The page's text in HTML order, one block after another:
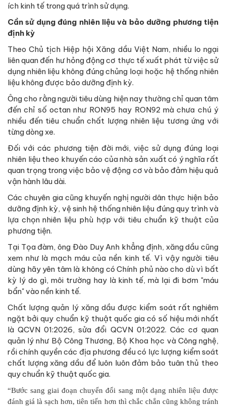
ích kinh tế trong quá trình sử dụng.
Cần sử dụng đúng nhiên liệu và bảo dưỡng phương tiện
định kỳ
Theo Chủ tịch Hiệp hội Xăng dầu Việt Nam, nhiều lo ngại
liên quan đến hư hỏng động cơ thực tế xuất phát từ việc sử
dụng nhiên liệu không đúng chủng loại hoặc hệ thống nhiên
liệu không được bảo dưỡng định kỳ.
Ông cho rằng người tiêu dùng hiện nay thường chỉ quan tâm
đến chỉ số octan như RON95 hay RON92 mà chưa chú ý
nhiều đến tiêu chuẩn chất lượng nhiên liệu tương ứng với
từng dòng xe.
Đối với các phương tiện đời mới, việc sử dụng đúng loại
nhiên liệu theo khuyến cáo của nhà sản xuất có ý nghĩa rất
quan trọng trong việc bảo vệ động cơ và bảo đảm hiệu quả
vận hành lâu dài.
Các chuyên gia cũng khuyến nghị người dân thực hiện bảo
dưỡng định kỳ, vệ sinh hệ thống nhiên liệu đúng quy trình và
lựa chọn nhiên liệu phù hợp với tiêu chuẩn kỹ thuật của
phương tiện.
Tại Tọa đàm, ông Đào Duy Anh khẳng định, xăng dầu cũng
xem như là mạch máu của nền kinh tế. Vì vậy người tiêu
dùng hãy yên tâm là không có Chính phủ nào cho dù vì bất
kỳ lý do gì, môi trường hay là kinh tế, mà lại đi bơm "máu
bẩn" vào nền kinh tế.
Chất lượng quản lý xăng dầu được kiểm soát rất nghiêm
ngặt bởi quy chuẩn kỹ thuật quốc gia có số hiệu mới nhất
là QCVN 01:2026, sửa đổi QCVN 01:2022. Các cơ quan
quản lý như Bộ Công Thương, Bộ Khoa học và Công nghệ,
rồi chính quyền các địa phương đều có lực lượng kiểm soát
chất lượng xăng dầu để luôn luôn đảm bảo tuân thủ theo
quy chuẩn kỹ thuật quốc gia.
“Bước sang giai đoạn chuyển đổi sang một dạng nhiên liệu được
đánh giá là sạch hơn, tiên tiến hơn thì chắc chắn cũng không tránh